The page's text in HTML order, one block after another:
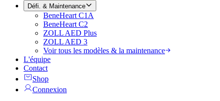
Défi. & Maintenance
BeneHeart C1A
BeneHeart C2
ZOLL AED Plus
ZOLL AED 3
Voir tous les modèles & la maintenance
L'équipe
Contact
Shop
Connexion